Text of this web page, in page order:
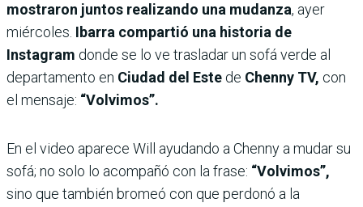
mostraron juntos realizando una mudanza, ayer
miércoles. Ibarra compartió una historia de
Instagram donde se lo ve trasladar un sofá verde al
departamento en Ciudad del Este de Chenny TV, con
el mensaje: “Volvimos”.
En el video aparece Will ayudando a Chenny a mudar su
sofá; no solo lo acompañó con la frase: “Volvimos”,
sino que también bromeó con que perdonó a la